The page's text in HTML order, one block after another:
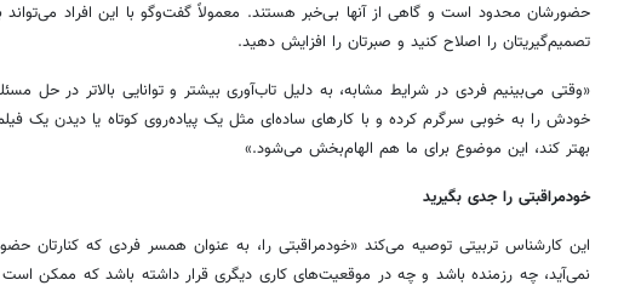
حضورشان محدود است و گاهی از آنها بی‌خبر هستند. معمولاً گفت‌وگو با این افراد
تصمیم‌گیریتان را اصلاح کنید و صبرتان را افزایش دهید.
«وقتی می‌بینیم فردی در شرایط مشابه، به دلیل تاب‌آوری بیشتر و توانایی بالاتر در حل
خودش را به خوبی سرگرم کرده و با کارهای ساده‌ای مثل یک پیاده‌روی کوتاه یا دیدن یک
بهتر کند، این موضوع برای ما هم الهام‌بخش می‌شود.»
خودمراقبتی را جدی بگیرید
این کارشناس تربیتی توصیه می‌کند «خودمراقبتی را، به عنوان همسر فردی که کنارتان
نمی‌آید، چه رزمنده باشد و چه در موقعیت‌های کاری دیگری قرار داشته باشد که ممکن است